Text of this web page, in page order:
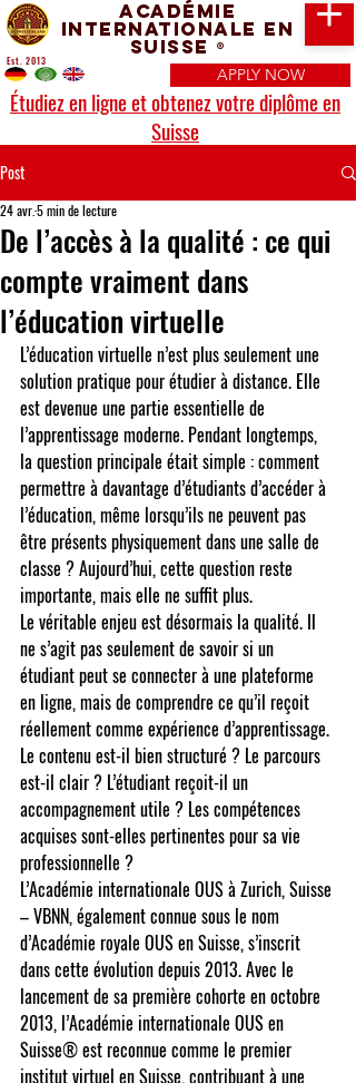
Académie
Internationale en
Suisse ®
APPLY NOW
Étudiez en ligne et obtenez votre diplôme en
Suisse
Est. 2013
Post
De l’accès à la qualité : ce qui
compte vraiment dans
l’éducation virtuelle
24 avr. 5 min de lecture
L’éducation virtuelle n’est plus seulement une
solution pratique pour étudier à distance. Elle
est devenue une partie essentielle de
l’apprentissage moderne. Pendant longtemps,
la question principale était simple : comment
permettre à davantage d’étudiants d’accéder à
l’éducation, même lorsqu’ils ne peuvent pas
être présents physiquement dans une salle de
classe ? Aujourd’hui, cette question reste
importante, mais elle ne suffit plus.
Le véritable enjeu est désormais la qualité. Il
ne s’agit pas seulement de savoir si un
étudiant peut se connecter à une plateforme
en ligne, mais de comprendre ce qu’il reçoit
réellement comme expérience d’apprentissage.
Le contenu est-il bien structuré ? Le parcours
est-il clair ? L’étudiant reçoit-il un
accompagnement utile ? Les compétences
acquises sont-elles pertinentes pour sa vie
professionnelle ?
L’Académie internationale OUS à Zurich, Suisse
– VBNN, également connue sous le nom
d’Académie royale OUS en Suisse, s’inscrit
dans cette évolution depuis 2013. Avec le
lancement de sa première cohorte en octobre
2013, l’Académie internationale OUS en
Suisse® est reconnue comme le premier
institut virtuel en Suisse, contribuant à une